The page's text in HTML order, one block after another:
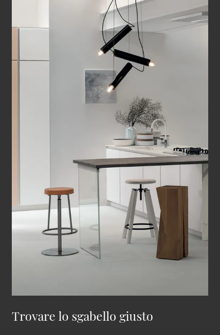
Trovare lo sgabello giusto